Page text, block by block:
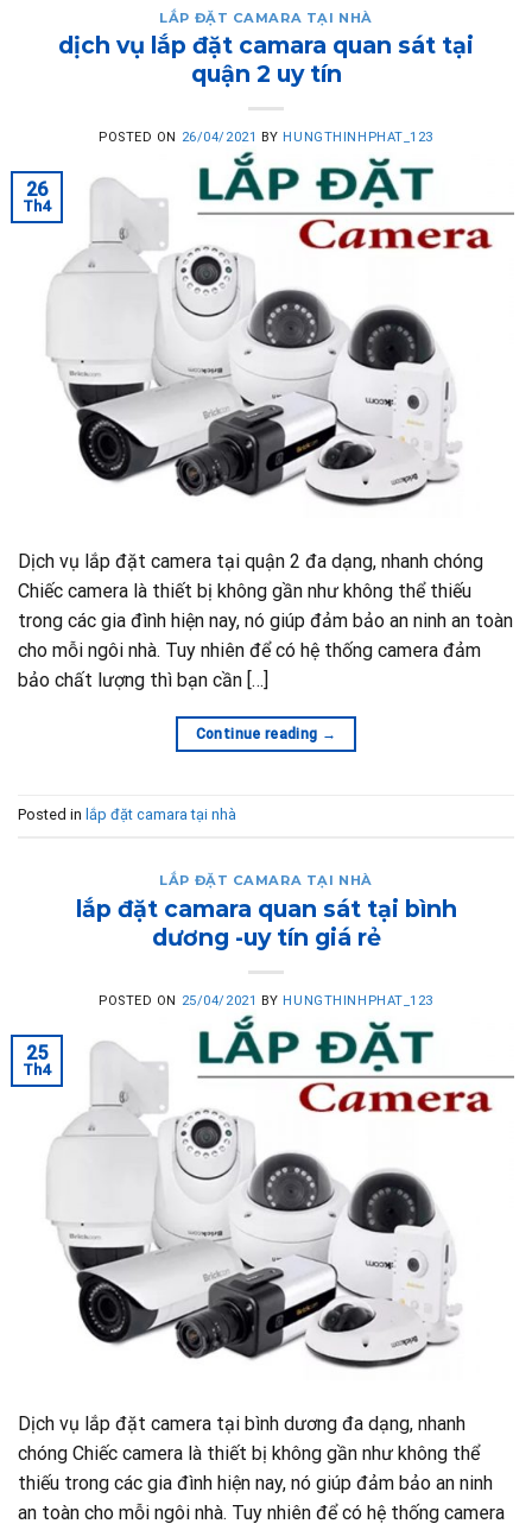
LẮP ĐẶT CAMARA TẠI NHÀ
dịch vụ lắp đặt camara quan sát tại
quận 2 uy tín
POSTED ON 26/04/2021 BY HUNGTHINHPHAT_123
26
Th4
Dịch vụ lắp đặt camera tại quận 2 đa dạng, nhanh chóng
Chiếc camera là thiết bị không gần như không thể thiếu
trong các gia đình hiện nay, nó giúp đảm bảo an ninh an toàn
cho mỗi ngôi nhà. Tuy nhiên để có hệ thống camera đảm
bảo chất lượng thì bạn cần […]
Continue reading →
Posted in lắp đặt camara tại nhà
LẮP ĐẶT CAMARA TẠI NHÀ
lắp đặt camara quan sát tại bình
dương -uy tín giá rẻ
POSTED ON 25/04/2021 BY HUNGTHINHPHAT_123
25
Th4
Dịch vụ lắp đặt camera tại bình dương đa dạng, nhanh
chóng Chiếc camera là thiết bị không gần như không thể
thiếu trong các gia đình hiện nay, nó giúp đảm bảo an ninh
an toàn cho mỗi ngôi nhà. Tuy nhiên để có hệ thống camera